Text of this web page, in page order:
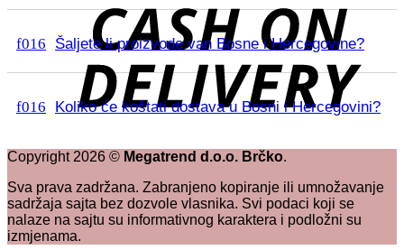
Šaljete li proizvode van Bosne i Hercegovine?
Koliko će koštati dostava u Bosni i Hercegovini?
Copyright 2026 © Megatrend d.o.o. Brčko.
Sva prava zadržana. Zabranjeno kopiranje ili umnožavanje
sadržaja sajta bez dozvole vlasnika. Svi podaci koji se
nalaze na sajtu su informativnog karaktera i podložni su
izmjenama.